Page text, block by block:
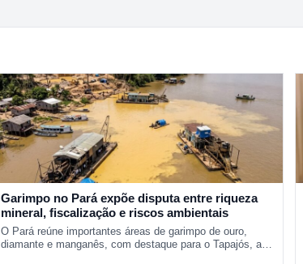
Garimpo no Pará expõe disputa entre riqueza
mineral, fiscalização e riscos ambientais
O Pará reúne importantes áreas de garimpo de ouro,
diamante e manganês, com destaque para o Tapajós, a…